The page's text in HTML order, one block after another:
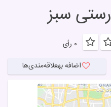
سبز
۰ رأی
اضافه بهعلاقه‌مندی‌ها